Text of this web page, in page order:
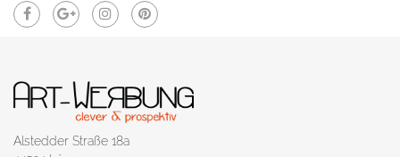
Alstedder Straße 18a